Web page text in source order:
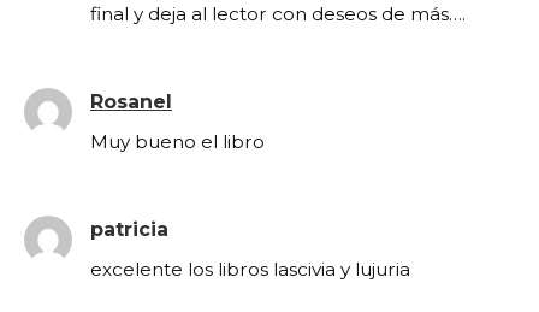
final y deja al lector con deseos de más….
Rosanel
Muy bueno el libro
patricia
excelente los libros lascivia y lujuria